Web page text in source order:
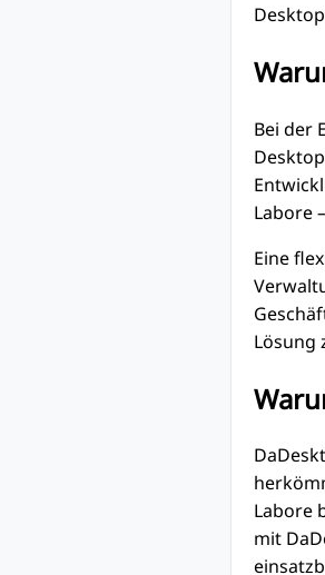
Bei der
Labore
Eine
Lösung
Labore
mit